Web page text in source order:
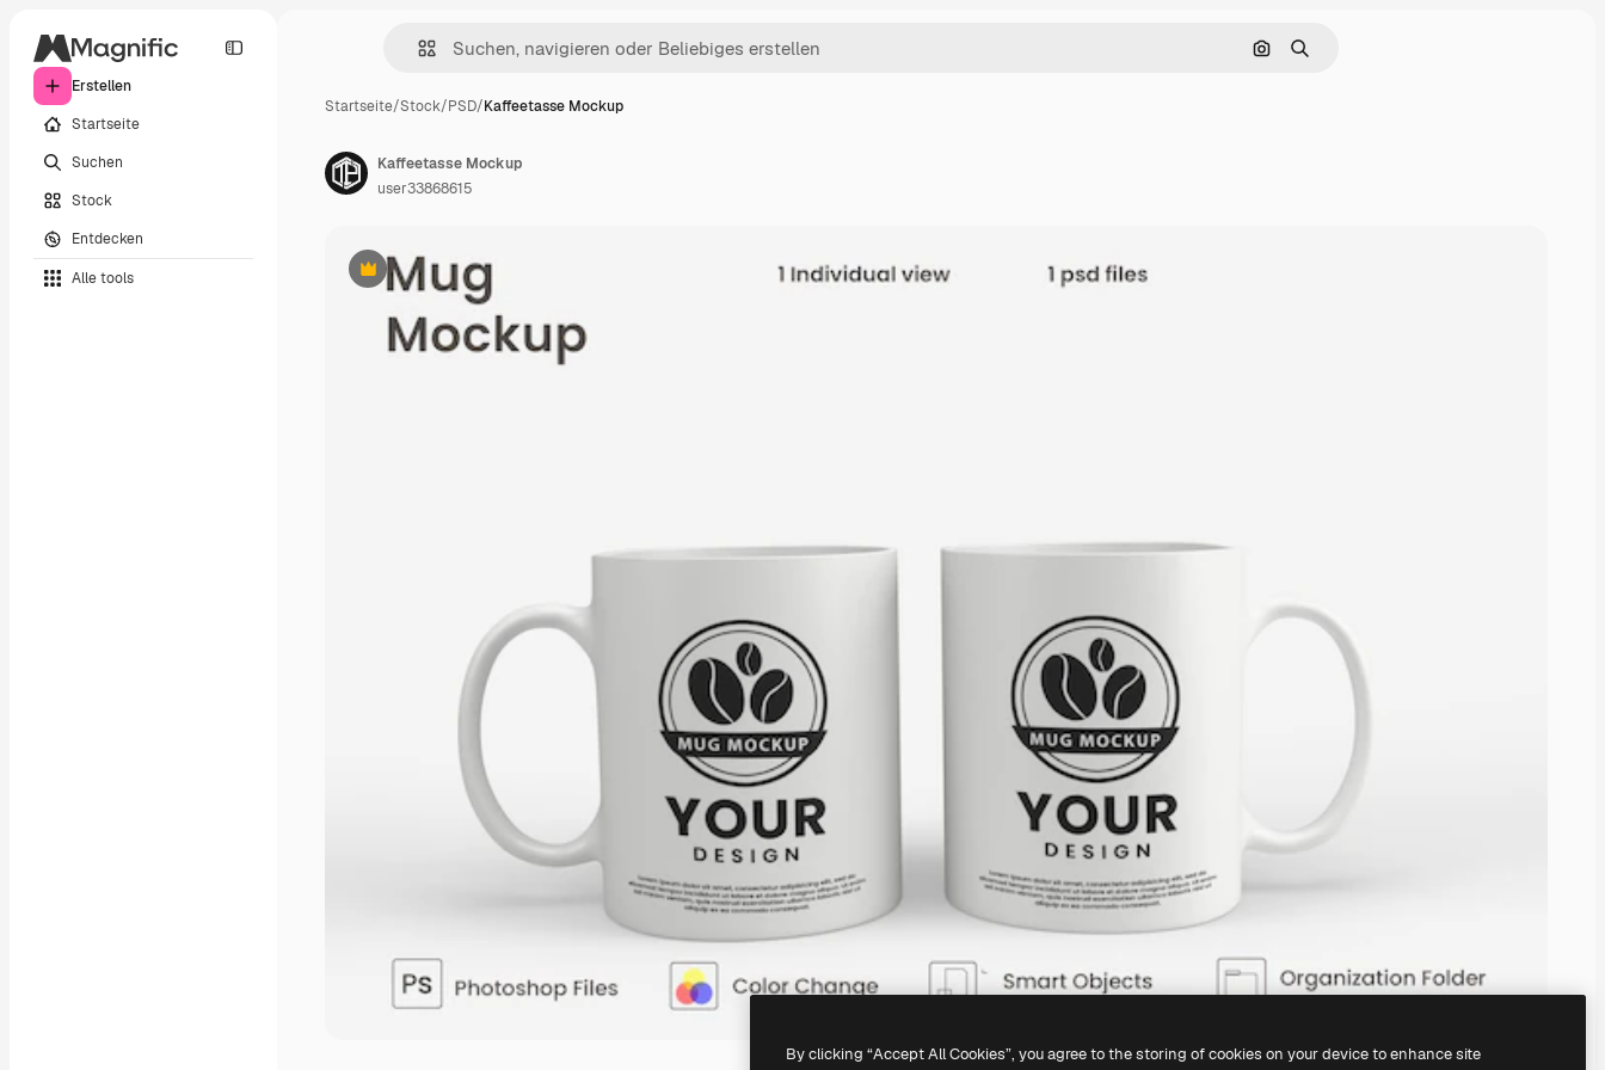
Erstellen
Startseite
Suchen
Stock
Entdecken
Alle tools
Nach Bild suchen
Suchen
Startseite/Stock/PSD/Kaffeetasse Mockup
Premium
Kaffeetasse Mockup
user33868615
By clicking “Accept All Cookies”, you agree to the storing of cookies on your device to enhance site